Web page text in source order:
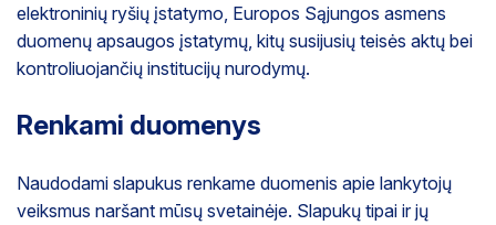
elektroninių ryšių įstatymo, Europos Sąjungos asmens
duomenų apsaugos įstatymų, kitų susijusių teisės aktų bei
kontroliuojančių institucijų nurodymų.
Renkami duomenys
Naudodami slapukus renkame duomenis apie lankytojų
veiksmus naršant mūsų svetainėje. Slapukų tipai ir jų